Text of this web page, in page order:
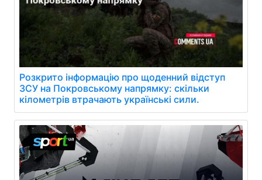
Розкрито інформацію про щоденний відступ
ЗСУ на Покровському напрямку: скільки
кілометрів втрачають українські сили.